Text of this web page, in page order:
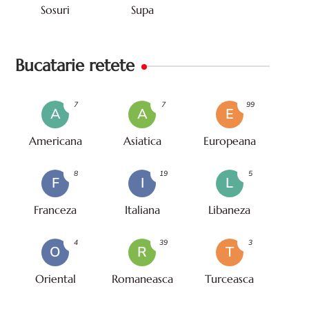
Sosuri Supa
Bucatarie retete
A
Americana
7
A
Asiatica
7
E
Europeana
99
F
Franceza
8
I
Italiana
19
L
Libaneza
5
O
Oriental
4
R
Romaneasca
39
T
Turceasca
3